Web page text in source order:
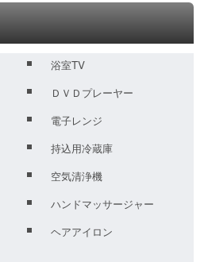
浴室TV
ＤＶＤプレーヤー
電子レンジ
持込用冷蔵庫
空気清浄機
ハンドマッサージャー
ヘアアイロン